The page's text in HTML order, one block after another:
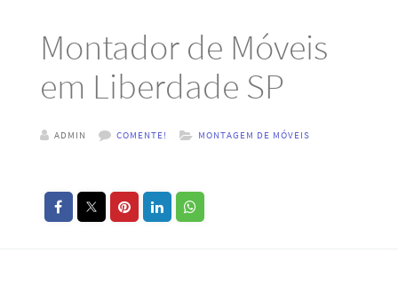
Montador de Móveis
em Liberdade SP
ADMIN COMENTE! MONTAGEM DE MÓVEIS